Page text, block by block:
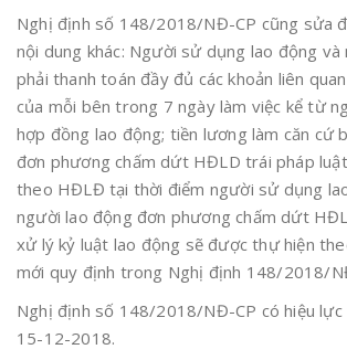
Nghị định số 148/2018/NĐ-CP cũng sửa
nội dung khác: Người sử dụng lao động
phải thanh toán đầy đủ các khoản liên
của mỗi bên trong 7 ngày làm việc kể từ
hợp đồng lao động; tiền lương làm căn cứ
đơn phương chấm dứt HĐLD trái pháp
theo HĐLĐ tại thời điểm người sử dụng
người lao động đơn phương chấm dứt
xử lý kỷ luật lao động sẽ được thự hiện
mới quy định trong Nghị định 148/2018/
Nghị định số 148/2018/NĐ-CP có hiệu
15-12-2018.